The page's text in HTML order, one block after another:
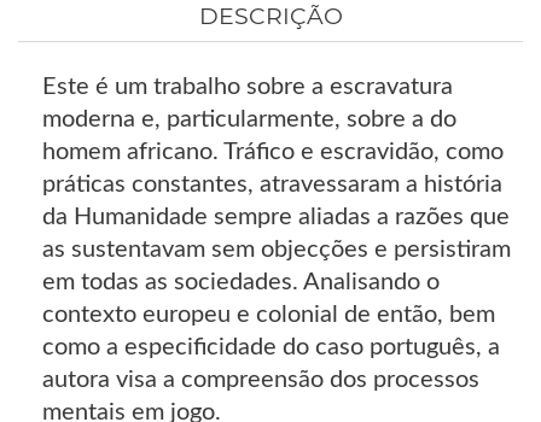
DESCRIÇÃO
Este é um trabalho sobre a escravatura
moderna e, particularmente, sobre a do
homem africano. Tráfico e escravidão, como
práticas constantes, atravessaram a história
da Humanidade sempre aliadas a razões que
as sustentavam sem objecções e persistiram
em todas as sociedades. Analisando o
contexto europeu e colonial de então, bem
como a especificidade do caso português, a
autora visa a compreensão dos processos
mentais em jogo.